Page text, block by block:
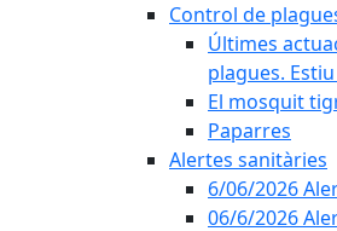
Control de
Últimes
plagues.
El mosquit
Paparres
Alertes sanitàries
6/06/2026
06/6/2026